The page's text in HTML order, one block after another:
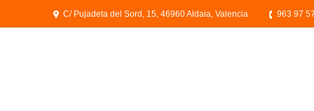
C/ Pujadeta del Sord, 15, 46960 Aldaia, Valencia 963 97